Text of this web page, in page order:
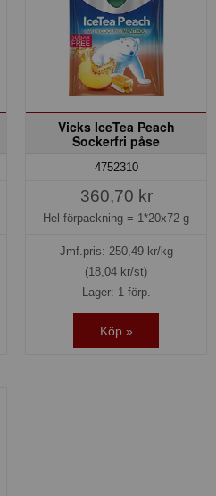
Vicks IceTea Peach
Sockerfri påse
4752310
360,70 kr
Hel förpackning = 1*20x72 g
Jmf.pris: 250,49kr/kg
(18,04 kr/st)
Lager: 1 förp.
Köp »